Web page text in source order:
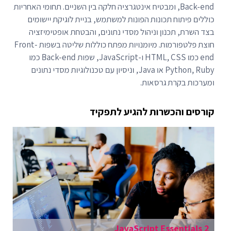
Back-end, ומבטיח אינטגרציה חלקה בין השניים. תחומי האחריות
כוללים פיתוח תכונות הפונות למשתמש, בניית לוגיקת יישומים
בצד השרת, תכנון וניהול מסדי נתונים, והבטחת אופטימיזציה
חוצת פלטפורמות. מיומנויות מפתח כוללות שליטה בשפות Front-
end כמו HTML, CSS ו-JavaScript, שפות Back-end כמו
Python, Ruby או Java, וניסיון עם טכנולוגיות מסדי נתונים
ומערכות בקרת גרסאות.
קורסים והכשרות להגיע לתפקיד
JavaScript Essentials 2